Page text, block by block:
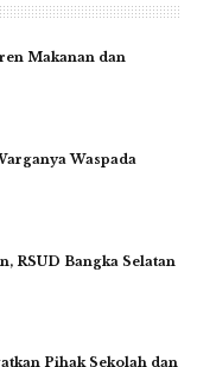
Makanan dan
Waspada
RSUD Bangka Selatan
Pihak Sekolah dan